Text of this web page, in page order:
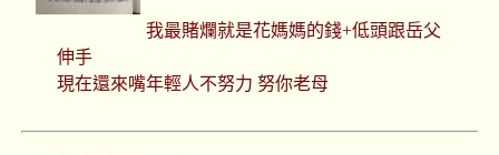
我最賭爛就是花媽媽的錢+低頭跟岳父
伸手
現在還來嘴年輕人不努力 努你老母